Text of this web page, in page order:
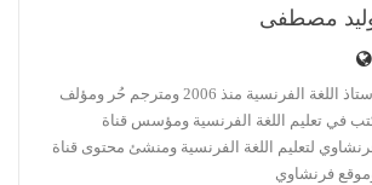
مصطفى
أستاذ اللغة الفرنسية منذ 2006 ومترجم حُر ومؤلف
في تعليم اللغة الفرنسية ومؤسس قناة
لتعليم اللغة الفرنسية ومنشئ محتوى قناة
فرنشاوي